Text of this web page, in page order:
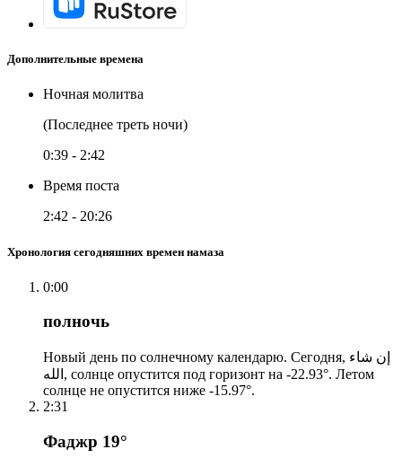
Дополнительные времена
Ночная молитва
(Последнее треть ночи)
0:39 - 2:42
Время поста
2:42 - 20:26
Хронология сегодняшних времен намаза
0:00
полночь
Новый день по солнечному календарю. Сегодня, إن شاء
الله, солнце опустится под горизонт на -22.93°. Летом
солнце не опустится ниже -15.97°.
2:31
Фаджр 19°